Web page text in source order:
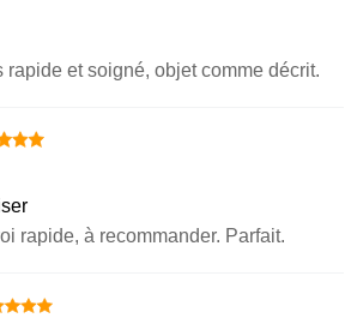
rapide et soigné, objet comme décrit.
rapide, à recommander. Parfait.